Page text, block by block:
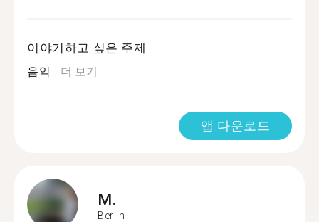
이야기하고 싶은 주제
음악...더 보기
앱 다운로드
M.
Berlin